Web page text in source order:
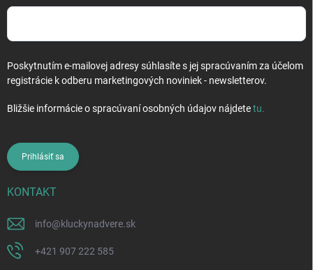
Poskytnutím e-mailovej adresy súhlasíte s jej spracúvaním za účelom
registrácie k odberu marketingových noviniek - newsletterov.
Bližšie informácie o spracúvaní osobných údajov nájdetetu.
Prihlásiť sa
KONTAKT
info@kluckynadvere.sk
+421 907 222 585